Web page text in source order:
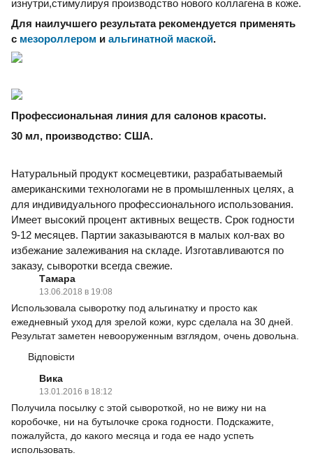
изнутри,стимулируя производство нового коллагена в коже.
Для наилучшего результата рекомендуется применять
с мезороллером и альгинатной маской.
Профессиональная линия для салонов красоты.
30 мл, производство: США.
Натуральный продукт космецевтики, разрабатываемый
американскими технологами не в промышленных целях, а
для индивидуального профессионального использования.
Имеет высокий процент активных веществ. Срок годности
9-12 месяцев. Партии заказываются в малых кол-вах во
избежание залеживания на складе. Изготавливаются по
заказу, сыворотки всегда свежие.
Тамара
13.06.2018 в 19:08
Использовала сыворотку под альгинатку и просто как
ежедневный уход для зрелой кожи, курс сделала на 30 дней.
Результат заметен невооруженным взглядом, очень довольна.
Відповісти
Вика
13.01.2016 в 18:12
Получила посылку с этой сывороткой, но не вижу ни на
коробочке, ни на бутылочке срока годности. Подскажите,
пожалуйста, до какого месяца и года ее надо успеть
использовать.